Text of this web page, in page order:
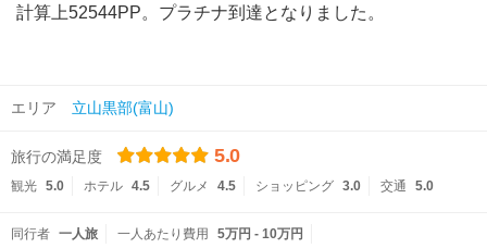
計算上52544PP。プラチナ到達となりました。
エリア 立山黒部(富山)
旅行の満足度 5.0
観光 5.0 ホテル 4.5 グルメ 4.5 ショッピング 3.0 交通 5.0
同行者 一人旅 一人あたり費用
5万円 - 10万円